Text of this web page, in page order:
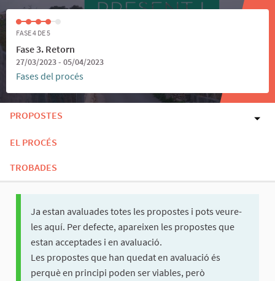
FASE 4 DE 5
Fase 3. Retorn
27/03/2023 - 05/04/2023
Fases del procés
PROPOSTES
EL PROCÉS
TROBADES
Ja estan avaluades totes les propostes i pots veure-
les aquí. Per defecte, apareixen les propostes que
estan acceptades i en avaluació.
Les propostes que han quedat en avaluació és
perquè en principi poden ser viables, però